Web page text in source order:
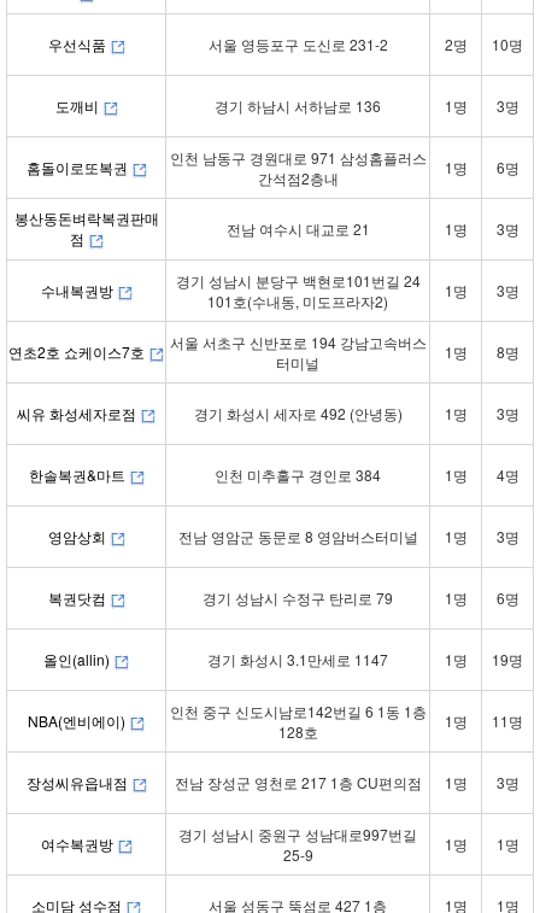
우선식품 서울 영등포구 도신로 231-2 2명 10명
도깨비 경기 하남시 서하남로 136 1명 3명
홈돌이로또복권
인천 남동구 경원대로 971 삼성홈플러스
간석점2층내
1명 6명
봉산동돈벼락복권판매
점
전남 여수시 대교로 21 1명 3명
수내복권방
경기 성남시 분당구 백현로101번길 24
101호(수내동, 미도프라자2)
1명 3명
연초2호 쇼케이스7호
서울 서초구 신반포로 194 강남고속버스
터미널
1명 8명
씨유 화성세자로점 경기 화성시 세자로 492 (안녕동) 1명 3명
한솔복권&마트 인천 미추홀구 경인로 384 1명 4명
영암상회 전남 영암군 동문로 8 영암버스터미널 1명 3명
복권닷컴 경기 성남시 수정구 탄리로 79 1명 6명
올인(allin) 경기 화성시 3.1만세로 1147 1명 19명
NBA(엔비에이)
인천 중구 신도시남로142번길 6 1동 1층
128호
1명 11명
장성씨유읍내점 전남 장성군 영천로 217 1층 CU편의점 1명 3명
여수복권방
경기 성남시 중원구 성남대로997번길
25-9
1명 1명
소미담 성수점 서울 성동구 뚝섬로 427 1층 1명 1명